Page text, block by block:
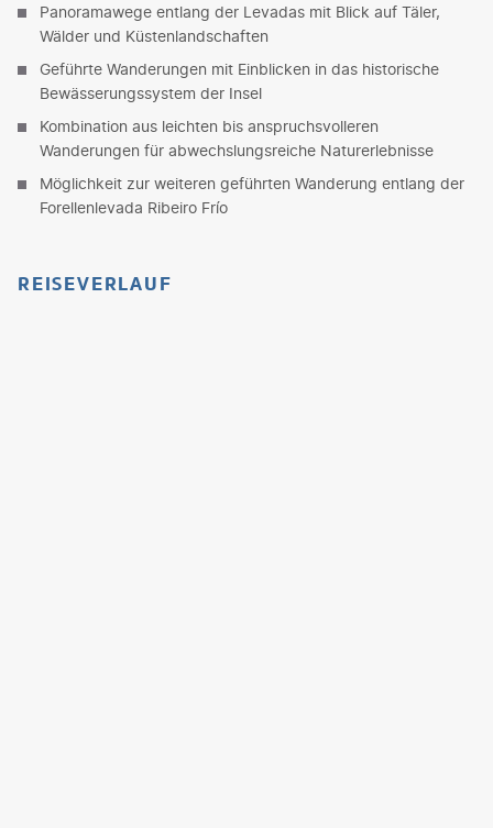
Panoramawege entlang der Levadas mit Blick auf Täler,
Wälder und Küstenlandschaften
Geführte Wanderungen mit Einblicken in das historische
Bewässerungssystem der Insel
Kombination aus leichten bis anspruchsvolleren
Wanderungen für abwechslungsreiche Naturerlebnisse
Möglichkeit zur weiteren geführten Wanderung entlang der
Forellenlevada Ribeiro Frío
REISEVERLAUF